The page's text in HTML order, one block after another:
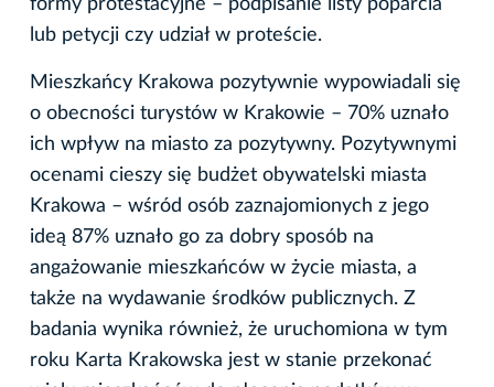
formy protestacyjne – podpisanie listy poparcia
lub petycji czy udział w proteście.
Mieszkańcy Krakowa pozytywnie wypowiadali się
o obecności turystów w Krakowie – 70% uznało
ich wpływ na miasto za pozytywny. Pozytywnymi
ocenami cieszy się budżet obywatelski miasta
Krakowa – wśród osób zaznajomionych z jego
ideą 87% uznało go za dobry sposób na
angażowanie mieszkańców w życie miasta, a
także na wydawanie środków publicznych. Z
badania wynika również, że uruchomiona w tym
roku Karta Krakowska jest w stanie przekonać